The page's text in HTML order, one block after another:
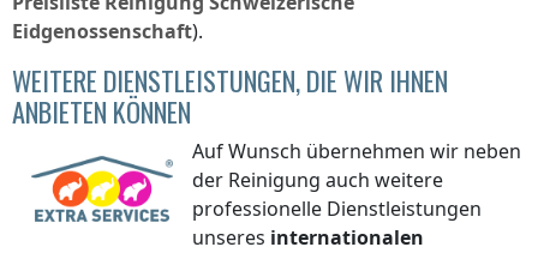
Eidgenossenschaft).
WEITERE DIENSTLEISTUNGEN, DIE WIR IHNEN
ANBIETEN KÖNNEN
Auf Wunsch übernehmen wir neben
der Reinigung auch weitere
professionelle Dienstleistungen
unseres internationalen